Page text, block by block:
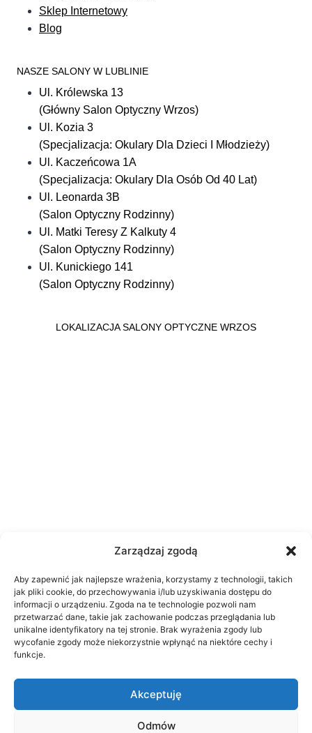
Zarządzaj zgodą
Aby zapewnić jak najlepsze wrażenia, korzystamy z technologii, takich
jak pliki cookie, do przechowywania i/lub uzyskiwania dostępu do
informacji o urządzeniu. Zgoda na te technologie pozwoli nam
przetwarzać dane, takie jak zachowanie podczas przeglądania lub
unikalne identyfikatory na tej stronie. Brak wyrażenia zgody lub
wycofanie zgody może niekorzystnie wpłynąć na niektóre cechy i
funkcje.
Akceptuję
Odmów
Sklep Internetowy
Blog
NASZE SALONY W LUBLINIE
Ul. Królewska 13
(Główny Salon Optyczny Wrzos)
Ul. Kozia 3
(Specjalizacja: Okulary Dla Dzieci I Młodzieży)
Ul. Kaczeńcowa 1A
(Specjalizacja: Okulary Dla Osób Od 40 Lat)
Ul. Leonarda 3B
(Salon Optyczny Rodzinny)
Ul. Matki Teresy Z Kalkuty 4
(Salon Optyczny Rodzinny)
Ul. Kunickiego 141
(Salon Optyczny Rodzinny)
LOKALIZACJA SALONY OPTYCZNE WRZOS
© 2026 WRZOS - SALONY OPTYCZNE LUBLIN